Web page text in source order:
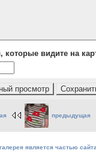
которые видите на
предыдущая
является частью